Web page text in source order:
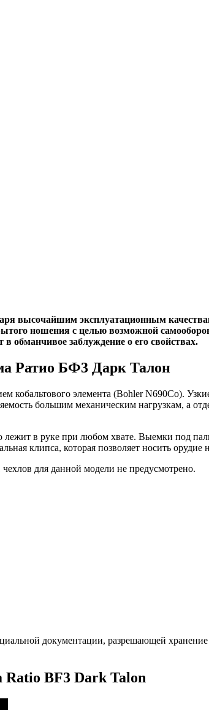
высочайшим эксплуатационным
ношения с целью возможной
обманчивое заблуждение о его свойствах.
Ратио БФ3 Дарк Талон
кобальтового элемента (Bohler N690Co).
большим механическим нагрузкам, а
в руке при любом хвате. Выемки под
клипса, которая позволяет носить орудие
для данной модели не предусмотрено.
документации, разрешающей
Ratio BF3 Dark Talon